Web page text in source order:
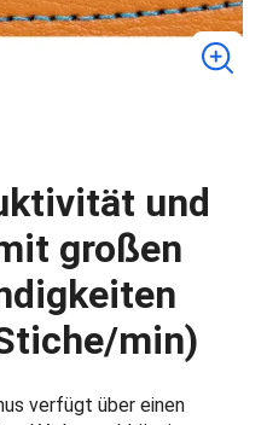
und
großen
min)
verfügt über einen